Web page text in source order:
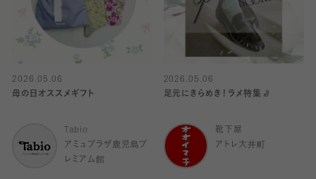
2026.05.06
母の日オススメギフト
Tabio
アミュプラザ鹿児島プ
レミアム館
2026.05.06
足元にきらめき！ラメ特集🧦
靴下屋
アトレ大井町